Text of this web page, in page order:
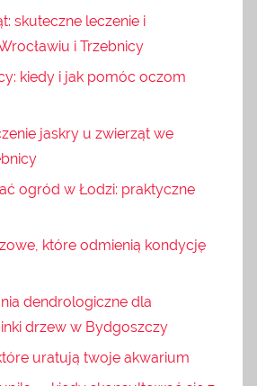
skuteczne leczenie i
i Trzebnicy
kiedy i jak pomóc oczom
jaskry u zwierząt we
ogród w Łodzi: praktyczne
które odmienią kondycję
dendrologiczne dla
drzew w Bydgoszczy
uratują twoje akwarium